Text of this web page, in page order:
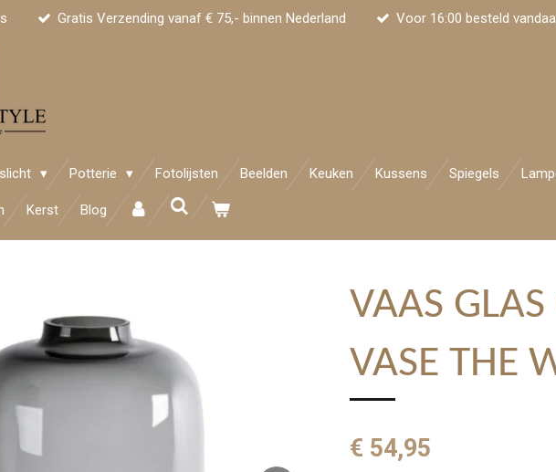
Gratis Verzending vanaf € 75,- binnen Nederland Voor 16:00 besteld
Potterie Fotolijsten Beelden Keuken Kussens Spiegels
Kerst Blog
VAAS
VASE THE
€ 54,95